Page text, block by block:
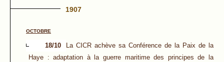
1907
OCTOBRE
18/10
La CICR achève sa Conférence de la Paix de la
Haye : adaptation à la guerre maritime des principes de la